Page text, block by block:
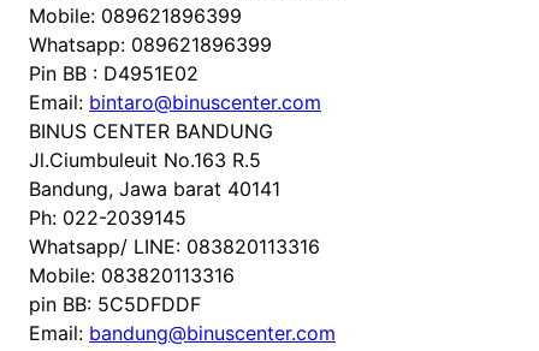
Mobile: 089621896399
Whatsapp: 089621896399
Pin BB : D4951E02
Email: bintaro@binuscenter.com
BINUS CENTER BANDUNG
Jl.Ciumbuleuit No.163 R.5
Bandung, Jawa barat 40141
Ph: 022-2039145
Whatsapp/ LINE: 083820113316
Mobile: 083820113316
pin BB: 5C5DFDDF
Email: bandung@binuscenter.com